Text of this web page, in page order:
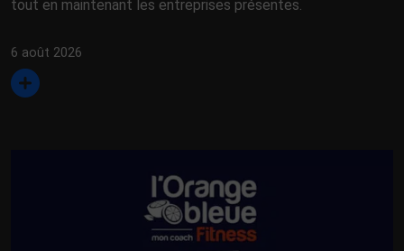
tout en maintenant les entreprises présentes.
6 août 2026